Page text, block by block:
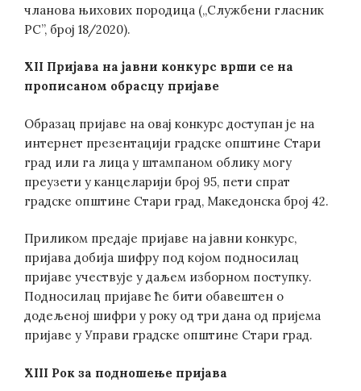
чланова њихових породица („Службени гласник
РС”, број 18/2020).
XII Пријава на јавни конкурс врши се на
прописаном обрасцу пријаве
Образац пријаве на овај конкурс доступан је на
интернет презентацији градске општине Стари
град или га лица у штампаном облику могу
преузети у канцеларији број 95, пети спрат
градске општине Стари град, Македонска број 42.
Приликом предаје пријаве на јавни конкурс,
пријава добија шифру под којом подносилац
пријаве учествује у даљем изборном поступку.
Подносилац пријаве ће бити обавештен о
додељеној шифри у року од три дана од пријема
пријаве у Управи градске општине Стари град.
XIII Рок за подношење пријава